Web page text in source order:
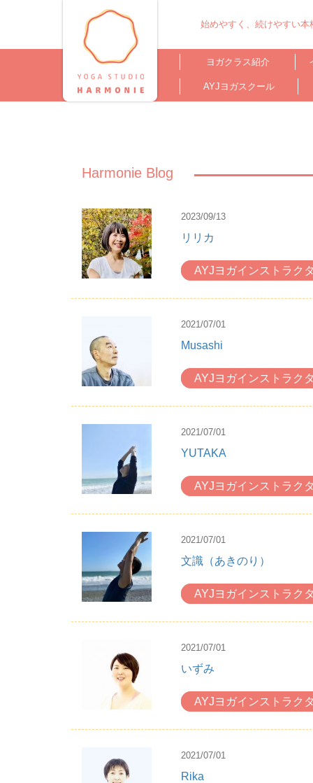
始めやすく、続けやすい
ヨガクラス紹介
AYJヨガスクール
Harmonie Blog
2023/09/13
リリカ
AYJヨガインストラク
2021/07/01
Musashi
AYJヨガインストラク
2021/07/01
YUTAKA
AYJヨガインストラク
2021/07/01
文識（あきのり）
AYJヨガインストラク
2021/07/01
いずみ
AYJヨガインストラク
2021/07/01
Rika